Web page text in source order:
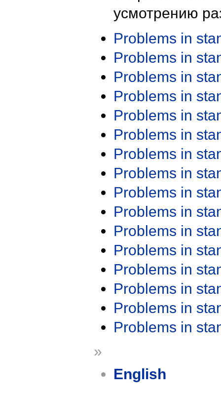
усмотрению
Problems in
Problems in
Problems in
Problems in
Problems in
Problems in
Problems in
Problems in
Problems in
Problems in
Problems in
Problems in
Problems in
Problems in
Problems in
Problems in
»
English